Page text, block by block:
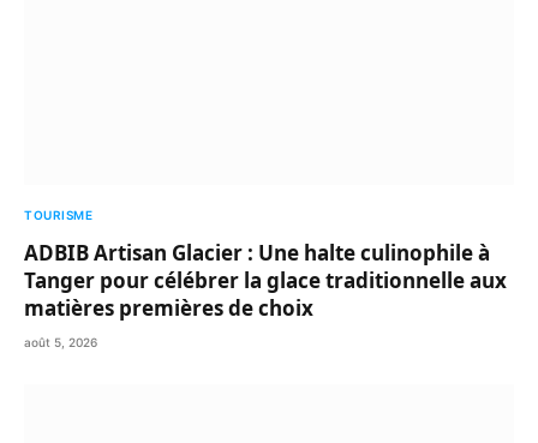
TOURISME
ADBIB Artisan Glacier : Une halte culinophile à
Tanger pour célébrer la glace traditionnelle aux
matières premières de choix
août 5, 2026